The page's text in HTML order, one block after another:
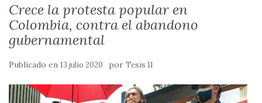
Crece la protesta popular en
Colombia, contra el abandono
gubernamental
Publicado en 13 julio 2020 por Tesis 11